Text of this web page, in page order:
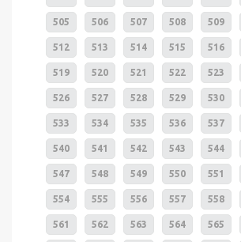
505 506 507 508 509
512 513 514 515 516
519 520 521 522 523
526 527 528 529 530
533 534 535 536 537
540 541 542 543 544
547 548 549 550 551
554 555 556 557 558
561 562 563 564 565